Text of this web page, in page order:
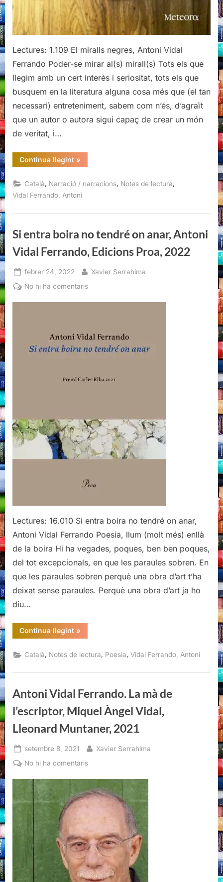
Lectures: 1.109 El miralls negres, Antoni Vidal
Ferrando Poder-se mirar al(s) mirall(s) Tots els que
llegim amb un cert interès i seriositat, tots els que
busquem en la literatura alguna cosa més que (el tan
necessari) entreteniment, sabem com n’és, d’agraït
que un autor o autora sigui capaç de crear un món
de veritat, i…
Continua llegint“El
miralls
Antoni
Vidal
Ferrando,
2014”
»
Català Narració / narracions Notes de lectura
Vidal Ferrando, Antoni
Si entra boira no tendré on anar, Antoni
Vidal Ferrando, Edicions Proa, 2022
Posted
on
febrer 24, 2022 By
Xavier Serrahima
No hi ha comentarisa
tendré
on
Antoni
Proa,
2022
Lectures: 16.010 Si entra boira no tendré on anar,
Antoni Vidal Ferrando Poesia, llum (molt més) enllà
de la boira Hi ha vegades, poques, ben ben poques,
del tot excepcionals, en que les paraules sobren. En
que les paraules sobren perquè una obra d’art t’ha
deixat sense paraules. Perquè una obra d’art ja ho
diu…
Continua llegint“Si
entra
no
tendré
anar,
Ferrando,
Edicions
Proa,
2022”
»
Català, Notes de lectura, Poesia,Vidal Ferrando, Antoni
Antoni Vidal Ferrando. La mà de
l’escriptor, Miquel Àngel Vidal,
Lleonard Muntaner, 2021
Posted
on
setembre 8, 2021 By
Xavier Serrahima
No hi ha comentarisa
Vidal
Ferrando.
La
de
l’escriptor,
Miquel
Àngel
Vidal,